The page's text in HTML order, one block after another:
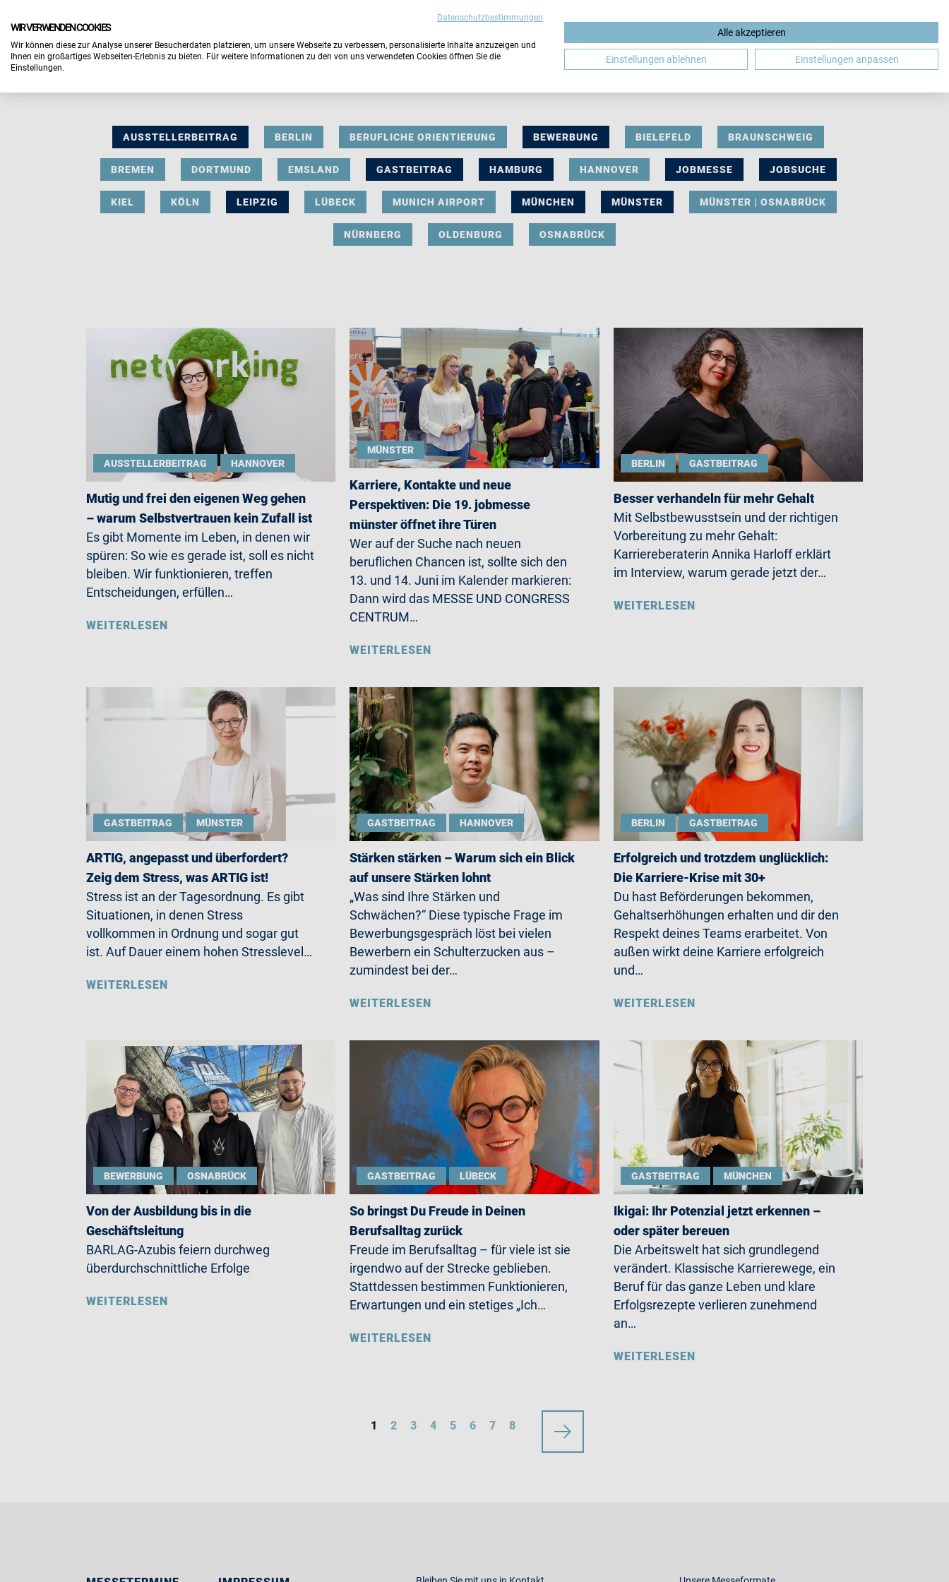
DE
AUSSTELLERBEITRAG BERLIN BERUFLICHE ORIENTIERUNG BEWERBUNG BIELEFELD BRAUNSCHWEIG
BREMEN DORTMUND EMSLAND GASTBEITRAG HAMBURG HANNOVER JOBMESSE JOBSUCHE
KIEL KÖLN LEIPZIG LÜBECK MUNICH AIRPORT MÜNCHEN MÜNSTER MÜNSTER | OSNABRÜCK
NÜRNBERG OLDENBURG OSNABRÜCK
AUSSTELLERBEITRAG HANNOVER
Mutig und frei den eigenen Weg gehen
– warum Selbstvertrauen kein Zufall ist
Es gibt Momente im Leben, in denen wir
spüren: So wie es gerade ist, soll es nicht
bleiben. Wir funktionieren, treffen
Entscheidungen, erfüllen…
WEITERLESEN
MÜNSTER
Karriere, Kontakte und neue
Perspektiven: Die 19. jobmesse
münster öffnet ihre Türen
Wer auf der Suche nach neuen
beruflichen Chancen ist, sollte sich den
13. und 14. Juni im Kalender markieren:
Dann wird das MESSE UND CONGRESS
CENTRUM…
WEITERLESEN
BERLIN GASTBEITRAG
Besser verhandeln für mehr Gehalt
Mit Selbstbewusstsein und der richtigen
Vorbereitung zu mehr Gehalt:
Karriereberaterin Annika Harloff erklärt
im Interview, warum gerade jetzt der…
WEITERLESEN
GASTBEITRAG MÜNSTER
ARTIG, angepasst und überfordert?
Zeig dem Stress, was ARTIG ist!
Stress ist an der Tagesordnung. Es gibt
Situationen, in denen Stress
vollkommen in Ordnung und sogar gut
ist. Auf Dauer einem hohen Stresslevel…
WEITERLESEN
GASTBEITRAG HANNOVER
Stärken stärken – Warum sich ein Blick
auf unsere Stärken lohnt
„Was sind Ihre Stärken und
Schwächen?“ Diese typische Frage im
Bewerbungsgespräch löst bei vielen
Bewerbern ein Schulterzucken aus –
zumindest bei der…
WEITERLESEN
BERLIN GASTBEITRAG
Erfolgreich und trotzdem unglücklich:
Die Karriere-Krise mit 30+
Du hast Beförderungen bekommen,
Gehaltserhöhungen erhalten und dir den
Respekt deines Teams erarbeitet. Von
außen wirkt deine Karriere erfolgreich
und…
WEITERLESEN
BEWERBUNG OSNABRÜCK
Von der Ausbildung bis in die
Geschäftsleitung
BARLAG-Azubis feiern durchweg
überdurchschnittliche Erfolge
WEITERLESEN
GASTBEITRAG LÜBECK
So bringst Du Freude in Deinen
Berufsalltag zurück
Freude im Berufsalltag – für viele ist sie
irgendwo auf der Strecke geblieben.
Stattdessen bestimmen Funktionieren,
Erwartungen und ein stetiges „Ich…
WEITERLESEN
GASTBEITRAG MÜNCHEN
Ikigai: Ihr Potenzial jetzt erkennen –
oder später bereuen
Die Arbeitswelt hat sich grundlegend
verändert. Klassische Karrierewege, ein
Beruf für das ganze Leben und klare
Erfolgsrezepte verlieren zunehmend
an…
WEITERLESEN
1 2 3 4 5 6 7 8
Datenschutzbestimmungen
WIR VERWENDEN COOKIES
Wir können diese zur Analyse unserer Besucherdaten platzieren, um unsere Webseite zu verbessern, personalisierte Inhalte anzuzeigen und
Ihnen ein großartiges Webseiten-Erlebnis zu bieten. Für weitere Informationen zu den von uns verwendeten Cookies öffnen Sie die
Einstellungen.
Alle akzeptieren
Einstellungen ablehnen Einstellungen anpassen